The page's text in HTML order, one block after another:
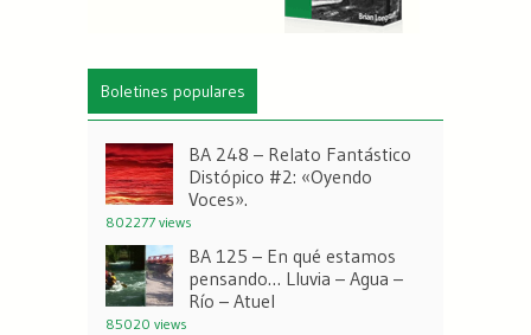
Boletines populares
BA 248 – Relato Fantástico
Distópico #2: «Oyendo
Voces».
802277 views
BA 125 – En qué estamos
pensando… Lluvia – Agua –
Río – Atuel
85020 views